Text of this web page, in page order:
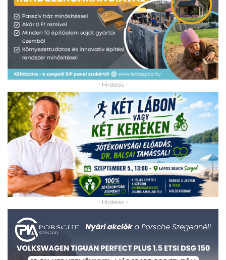
- Hirdetés -
- Hirdetés -